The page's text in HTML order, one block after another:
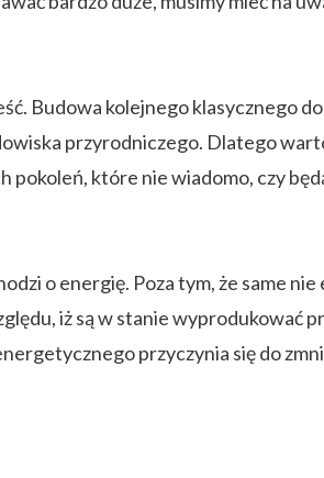
Budowa kolejnego klasycznego
przyrodniczego. Dlatego
które nie wiadomo, czy
o energię. Poza tym, że same
iż są w stanie wyprodukować
przyczynia się do